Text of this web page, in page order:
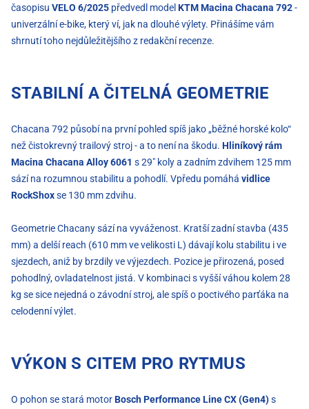
časopisu VELO 6/2025 předvedl model KTM Macina Chacana 792-
univerzální e-bike, který ví, jak na dlouhé výlety. Přinášíme vám
shrnutí toho nejdůležitějšího z redakční recenze.
STABILNÍ A ČITELNÁ GEOMETRIE
Chacana 792 působí na první pohled spíš jako „běžné horské kolo“
než čistokrevný trailový stroj - a to není na škodu. Hliníkový rám
Macina Chacana Alloy 6061 s 29″ koly a zadním zdvihem 125 mm
sází na rozumnou stabilitu a pohodlí. Vpředu pomáhá vidlice
RockShoxse 130 mm zdvihu.
Geometrie Chacany sází na vyváženost. Kratší zadní stavba (435
mm) a delší reach (610 mm ve velikosti L) dávají kolu stabilitu i ve
sjezdech, aniž by brzdily ve výjezdech. Pozice je přirozená, posed
pohodlný, ovladatelnost jistá. V kombinaci s vyšší váhou kolem 28
kg se sice nejedná o závodní stroj, ale spíš o poctivého parťáka na
celodenní výlet.
VÝKON S CITEM PRO RYTMUS
O pohon se stará motorBosch Performance Line CX (Gen4)s